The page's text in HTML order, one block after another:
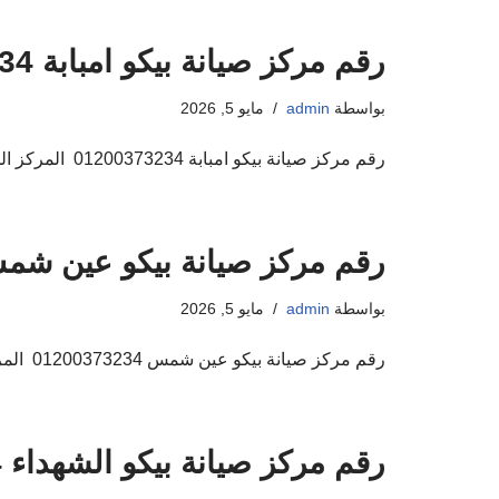
رقم مركز صيانة بيكو امبابة 01200373234
بواسطة admin مايو 5, 2026
رقم مركز صيانة بيكو امبابة 01200373234 المركز المعتمد لاصلاح اجهزة بيكو اهلا ومرحبا بكم فى مركز صيانة بيكو صيانة اجهزة بيكو المنزلية حيث ان من…
رقم مركز صيانة بيكو عين شمس
بواسطة admin مايو 5, 2026
رقم مركز صيانة بيكو عين شمس 01200373234 المركز المعتمد لاصلاح اجهزة بيكو اهلا ومرحبا بكم فى مركز صيانة بيكو صيانة اجهزة بيكو المنزلية حيث ان…
رقم مركز صيانة بيكو الشهداء 01200373234